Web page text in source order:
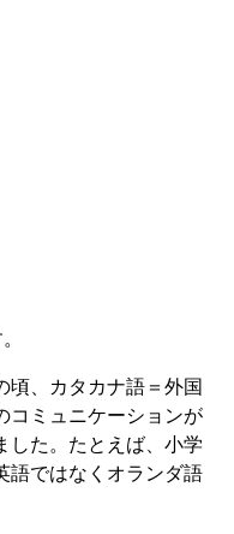
頃、カタカナ語＝外国
コミュニケーションが
した。たとえば、小学
語ではなくオランダ語